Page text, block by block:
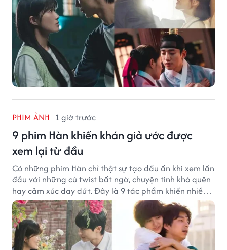
PHIM ẢNH 1 giờ trước
9 phim Hàn khiến khán giả ước được
xem lại từ đầu
Có những phim Hàn chỉ thật sự tạo dấu ấn khi xem lần
đầu với những cú twist bất ngờ, chuyện tình khó quên
hay cảm xúc day dứt. Đây là 9 tác phẩm khiến nhiều
khán giả ước có thể trải nghiệm lại từ đầu.